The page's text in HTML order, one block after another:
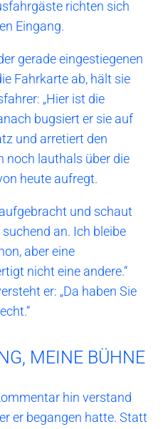
richten sich
Eingang.
gerade eingestiegenen
Fahrkarte ab, hält sie
„Hier ist die
bugsiert er sie auf
und arretiert den
noch lauthals über die
heute aufregt.
und schaut
an. Ich bleibe
aber eine
nicht eine andere.“
er: „Da haben Sie
MEINE BÜHNE
hin verstand
er begangen hatte. Statt